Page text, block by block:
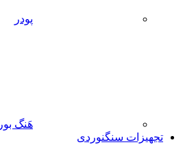
پودر
هَنگ
تجهیزات سنگنوردی